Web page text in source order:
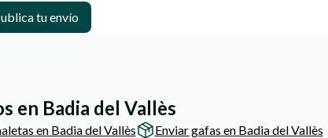
tu envío
en Badia del Vallès
en Badia del Vallès
Enviar gafas en Badia del Vallès